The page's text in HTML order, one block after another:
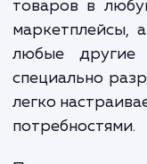
вам этот
время и
вам легко и
товаров в